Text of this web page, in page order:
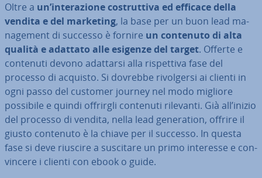
Oltre a un’in­te­ra­zio­ne co­strut­ti­va ed efficace della
vendita e del marketing, la base per un buon lead ma­
na­ge­ment di successo è fornire un contenuto di alta
qualità e adattato alle esigenze del target. Offerte e
contenuti devono adattarsi alla ri­spet­ti­va fase del
processo di acquisto. Si dovrebbe ri­vol­ger­si ai clienti in
ogni passo del customer journey nel modo migliore
possibile e quindi offrirgli contenuti rilevanti. Già all’inizio
del processo di vendita, nella lead ge­ne­ra­tion, offrire il
giusto contenuto è la chiave per il successo. In questa
fase si deve riuscire a suscitare un primo interesse e con­
vin­ce­re i clienti con ebook o guide.